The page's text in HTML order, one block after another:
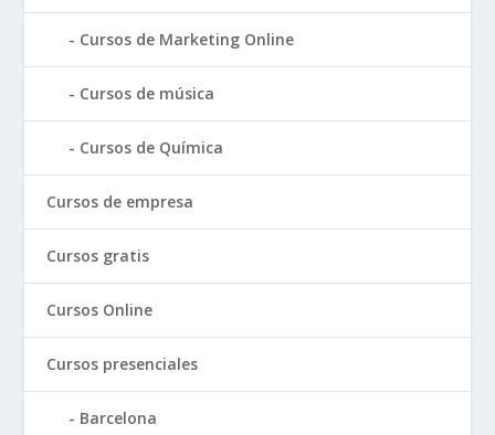
Cursos de Marketing Online
Cursos de música
Cursos de Química
Cursos de empresa
Cursos gratis
Cursos Online
Cursos presenciales
Barcelona